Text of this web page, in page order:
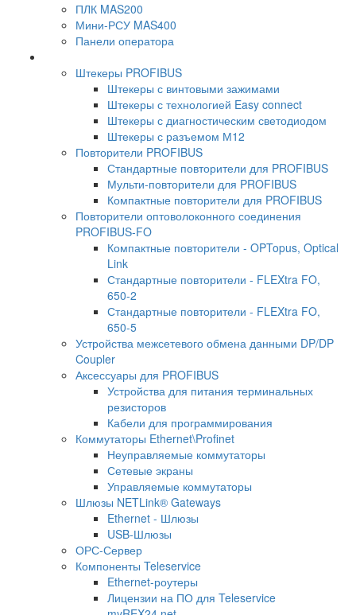
ПЛК MAS200
Мини-РСУ MAS400
Панели оператора
Штекеры PROFIBUS
Штекеры с винтовыми зажимами
Штекеры с технологией Easy connect
Штекеры с диагностическим светодиодом
Штекеры с разъемом М12
Повторители PROFIBUS
Стандартные повторители для PROFIBUS
Мульти-повторители для PROFIBUS
Компактные повторители для PROFIBUS
Повторители оптоволоконного соединения
PROFIBUS-FO
Компактные повторители - OPTopus, Optical
Link
Стандартные повторители - FLEXtra FO,
650-2
Стандартные повторители - FLEXtra FO,
650-5
Устройства межсетевого обмена данными DP/DP
Coupler
Аксессуары для PROFIBUS
Устройства для питания терминальных
резисторов
Кабели для программирования
Коммутаторы Ethernet\Profinet
Неуправляемые коммутаторы
Сетевые экраны
Управляемые коммутаторы
Шлюзы NETLink® Gateways
Ethernet - Шлюзы
USB-Шлюзы
ОРС-Сервер
Компоненты Teleservice
Ethernet-роутеры
Лицензии на ПО для Teleservice